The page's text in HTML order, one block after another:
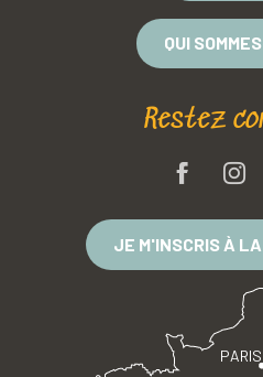
QUI
Restez
JE M'INSCRIS À
PARIS